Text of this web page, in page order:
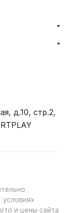
д.10, стр.2,
условиях
и цены сайта